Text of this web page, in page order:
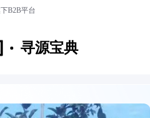
B2B平台
寻源宝典